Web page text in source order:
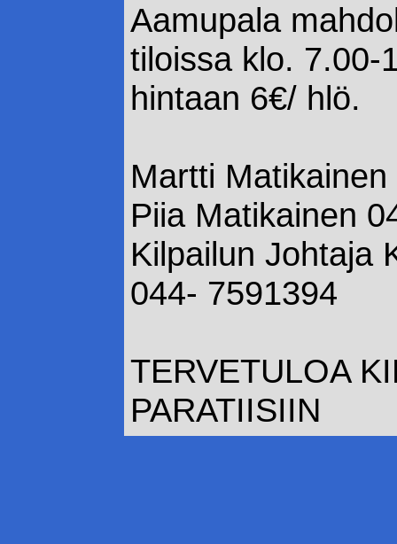
Aamupala
tiloissa klo. 7.00-
hintaan 6€/ hlö.
Martti
Piia Matikainen
Kilpailun Johtaja
044- 7591394
TERVETULOA
PARATIISIIN